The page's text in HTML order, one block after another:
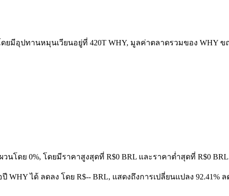
ดยมีอุปทานหมุนเวียนอยู่ที่ 420T WHY, มูลค่าตลาดรวมของ WHY
นโดย 0%, โดยมีราคาสูงสุดที่ R$0 BRL และราคาต่ำสุดที่ R$0
ปี WHY ได้ ลดลง โดย R$-- BRL, แสดงถึงการเปลี่ยนแปลง 92.41%